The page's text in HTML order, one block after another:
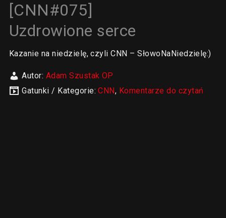
[CNN#075]
Uzdrowione serce
Kazanie na niedzielę, czyli CNN – SłowoNaNiedzielę:)
Autor: Adam Szustak OP
Gatunki / Kategorie:CNN, Komentarze do czytań